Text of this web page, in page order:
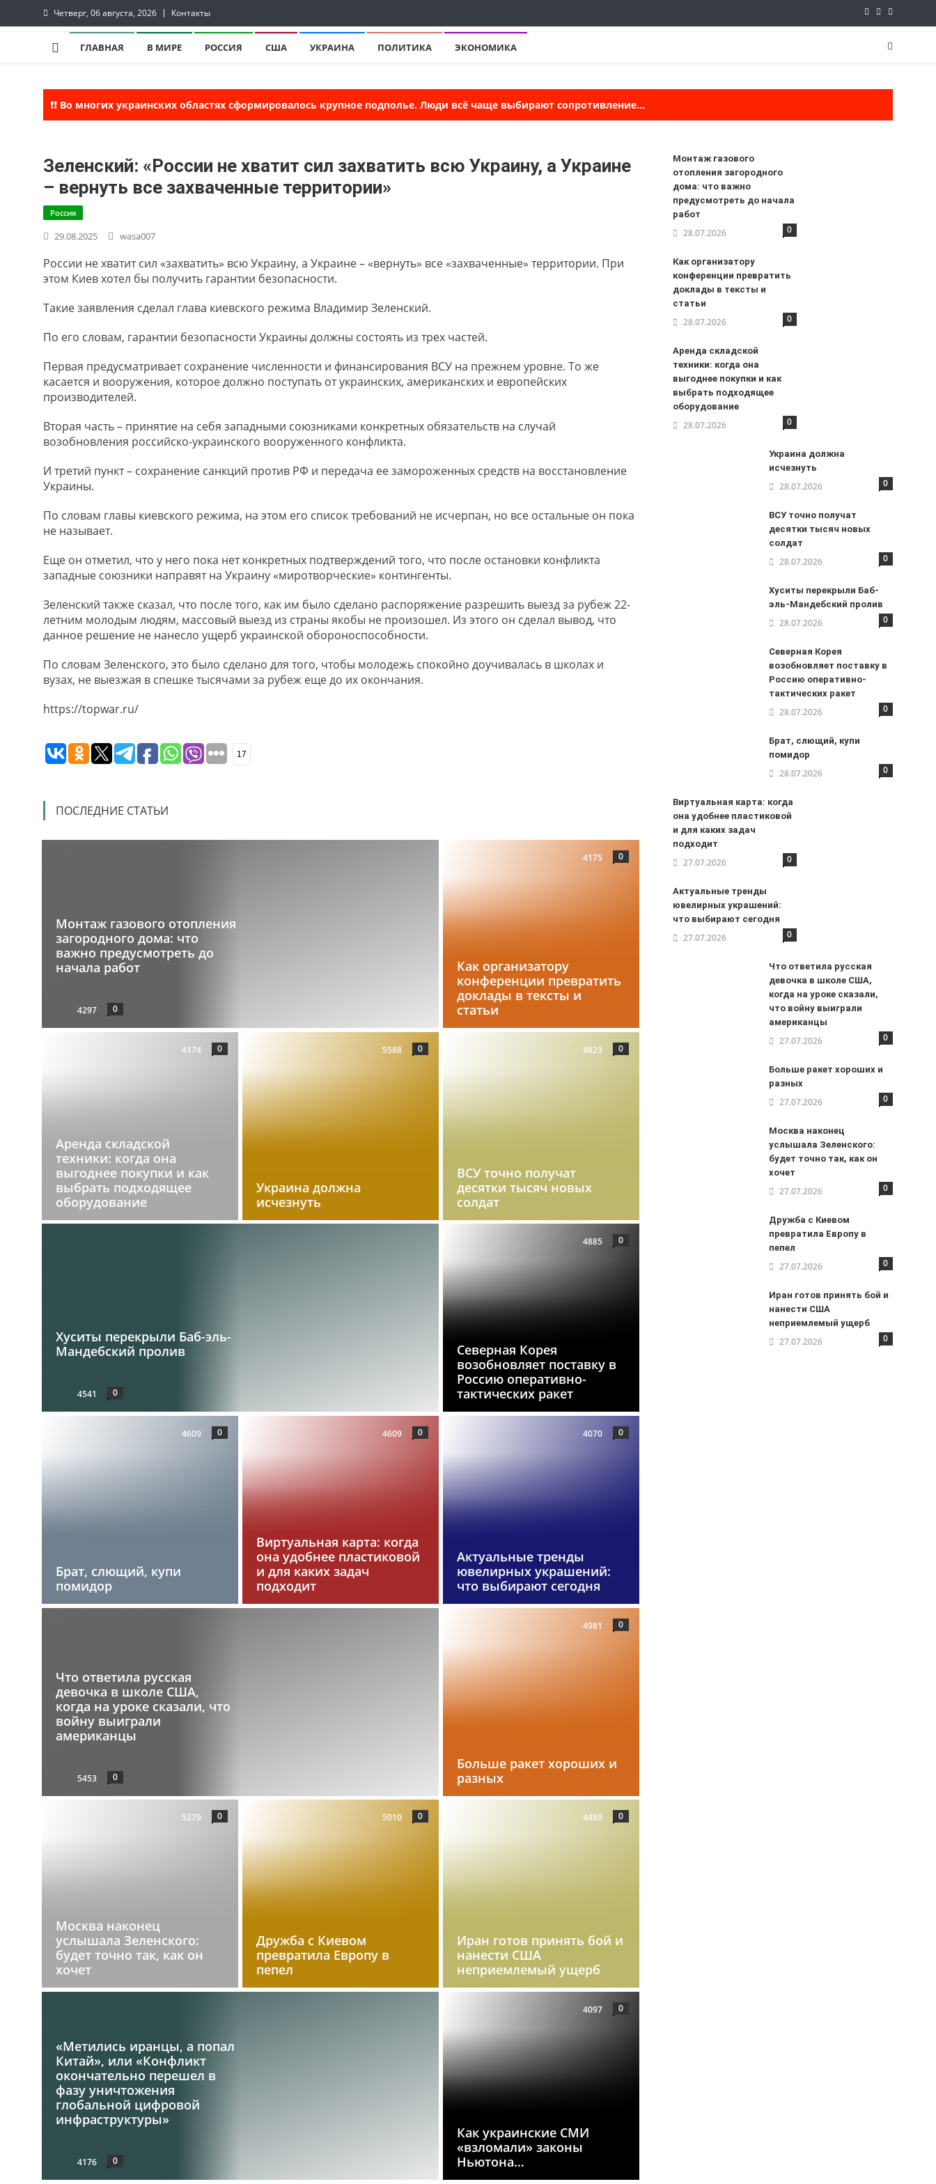
to
Четверг, 06 августа, 2026 Контакты
InfoRuss
InfoRuss — Новости
ГЛАВНАЯ В МИРЕ РОССИЯ США УКРАИНА ПОЛИТИКА ЭКОНОМИКА
❗❗ Во многих украинских областях сформировалось крупное подполье. Люди всё чаще выбирают сопротивление...
Зеленский: «России не хватит сил захватить всю Украину, а Украине
– вернуть все захваченные территории»
Россия
29.08.2025 wasa007
России не хватит сил «захватить» всю Украину, а Украине – «вернуть» все «захваченные» территории. При
этом Киев хотел бы получить гарантии безопасности.
Такие заявления сделал глава киевского режима Владимир Зеленский.
По его словам, гарантии безопасности Украины должны состоять из трех частей.
Первая предусматривает сохранение численности и финансирования ВСУ на прежнем уровне. То же
касается и вооружения, которое должно поступать от украинских, американских и европейских
производителей.
Вторая часть – принятие на себя западными союзниками конкретных обязательств на случай
возобновления российско-украинского вооруженного конфликта.
И третий пункт – сохранение санкций против РФ и передача ее замороженных средств на восстановление
Украины.
По словам главы киевского режима, на этом его список требований не исчерпан, но все остальные он пока
не называет.
Еще он отметил, что у него пока нет конкретных подтверждений того, что после остановки конфликта
западные союзники направят на Украину «миротворческие» контингенты.
Зеленский также сказал, что после того, как им было сделано распоряжение разрешить выезд за рубеж 22-
летним молодым людям, массовый выезд из страны якобы не произошел. Из этого он сделал вывод, что
данное решение не нанесло ущерб украинской обороноспособности.
По словам Зеленского, это было сделано для того, чтобы молодежь спокойно доучивалась в школах и
вузах, не выезжая в спешке тысячами за рубеж еще до их окончания.
https://topwar.ru/
17
ПОСЛЕДНИЕ СТАТЬИ
Монтаж газового отопления
загородного дома: что
важно предусмотреть до
начала работ
4297 0
Как организатору
конференции превратить
доклады в тексты и
статьи
4175 0
Аренда складской
техники: когда она
выгоднее покупки и как
выбрать подходящее
оборудование
4174 0
Украина должна
исчезнуть
5588 0
ВСУ точно получат
десятки тысяч новых
солдат
4823 0
Хуситы перекрыли Баб-эль-
Мандебский пролив
4541 0
Северная Корея
возобновляет поставку в
Россию оперативно-
тактических ракет
4885 0
Брат, слющий, купи
помидор
4609 0
Виртуальная карта: когда
она удобнее пластиковой
и для каких задач
подходит
4609 0
Актуальные тренды
ювелирных украшений:
что выбирают сегодня
4070 0
Что ответила русская
девочка в школе США,
когда на уроке сказали, что
войну выиграли
американцы
5453 0
Больше ракет хороших и
разных
4981 0
Москва наконец
услышала Зеленского:
будет точно так, как он
хочет
5279 0
Дружба с Киевом
превратила Европу в
пепел
5010 0
Иран готов принять бой и
нанести США
неприемлемый ущерб
4489 0
«Метились иранцы, а попал
Китай», или «Конфликт
окончательно перешел в
фазу уничтожения
глобальной цифровой
инфраструктуры»
4176 0
Как украинские СМИ
«взломали» законы
Ньютона…
4097 0
Монтаж газового
отопления загородного
дома: что важно
предусмотреть до начала
работ
28.07.2026 0
Как организатору
конференции превратить
доклады в тексты и
статьи
28.07.2026 0
Аренда складской
техники: когда она
выгоднее покупки и как
выбрать подходящее
оборудование
28.07.2026 0
Украина должна
исчезнуть
28.07.2026 0
ВСУ точно получат
десятки тысяч новых
солдат
28.07.2026 0
Хуситы перекрыли Баб-
эль-Мандебский пролив
28.07.2026 0
Северная Корея
возобновляет поставку в
Россию оперативно-
тактических ракет
28.07.2026 0
Брат, слющий, купи
помидор
28.07.2026 0
Виртуальная карта: когда
она удобнее пластиковой
и для каких задач
подходит
27.07.2026 0
Актуальные тренды
ювелирных украшений:
что выбирают сегодня
27.07.2026 0
Что ответила русская
девочка в школе США,
когда на уроке сказали,
что войну выиграли
американцы
27.07.2026 0
Больше ракет хороших и
разных
27.07.2026 0
Москва наконец
услышала Зеленского:
будет точно так, как он
хочет
27.07.2026 0
Дружба с Киевом
превратила Европу в
пепел
27.07.2026 0
Иран готов принять бой и
нанести США
неприемлемый ущерб
27.07.2026 0